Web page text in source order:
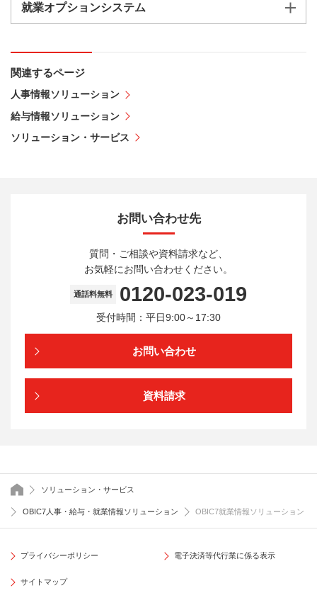
就業オプションシステム
関連するページ
人事情報ソリューション
給与情報ソリューション
ソリューション・サービス
お問い合わせ先
質問・ご相談や資料請求など、
お気軽にお問い合わせください。
通話料無料 0120-023-019
受付時間：平日9:00～17:30
お問い合わせ
資料請求
トップページ
ソリューション・サービス
OBIC7人事・給与・就業情報ソリューション OBIC7就業情報ソリューション
プライバシーポリシー 電子決済等代行業に係る表示
サイトマップ